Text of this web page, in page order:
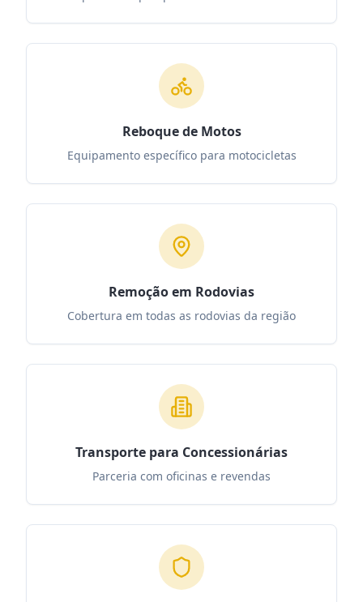
Reboque de Motos
Equipamento específico para motocicletas
Remoção em Rodovias
Cobertura em todas as rodovias da região
Transporte para Concessionárias
Parceria com oficinas e revendas